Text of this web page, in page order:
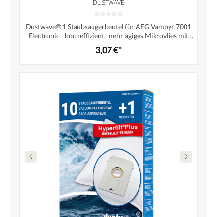
DUSTWAVE
Dustwave® 1 Staubsaugerbeutel für AEG Vampyr 7001
Electronic - hocheffizient, mehrlagiges Mikrovlies mit
Hygieneverschluss - Made in Germany
3,07 €*